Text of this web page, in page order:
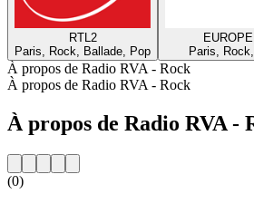
RTL2
Paris, Rock, Ballade, Pop
Paris,
À propos de Radio RVA - Rock
À propos de Radio RVA - Rock
À propos de Radio RVA -
(0)